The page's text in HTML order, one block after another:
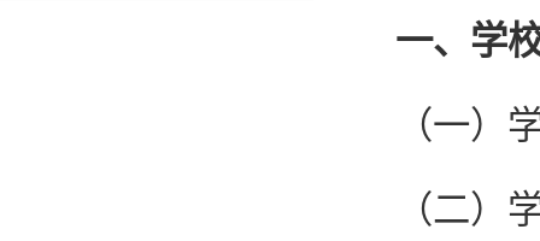
一、学
（一）
（二）